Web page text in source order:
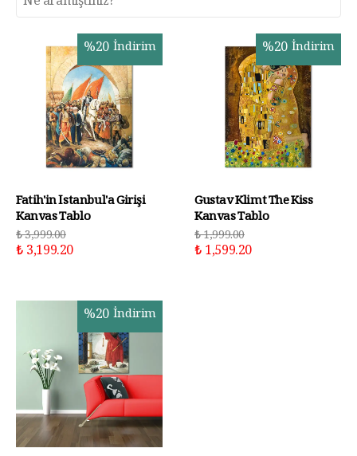
%20 İndirim
Fatih'in İstanbul'a Girişi
Kanvas Tablo
₺ 3,999.00
₺ 3,199.20
%20 İndirim
Gustav Klimt The Kiss
Kanvas Tablo
₺ 1,999.00
₺ 1,599.20
%20 İndirim